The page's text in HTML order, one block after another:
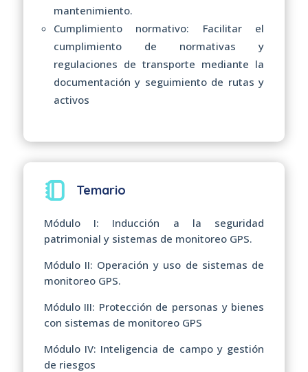
mantenimiento.
Cumplimiento normativo: Facilitar el
cumplimiento de normativas y
regulaciones de transporte mediante la
documentación y seguimiento de rutas y
activos
Temario
Módulo I: Inducción a la seguridad
patrimonial y sistemas de monitoreo GPS.
Módulo II: Operación y uso de sistemas de
monitoreo GPS.
Módulo III: Protección de personas y bienes
con sistemas de monitoreo GPS
Módulo IV: Inteligencia de campo y gestión
de riesgos